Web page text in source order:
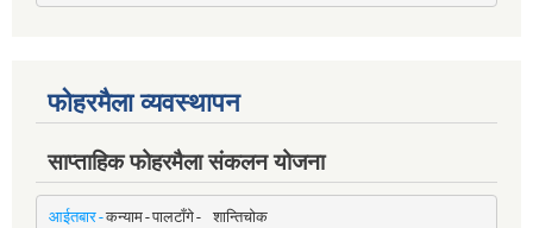
फोहरमैला व्यवस्थापन
साप्ताहिक फोहरमैला संकलन योजना
आईतबार-कन्याम-पालटाँगे- शान्तिचोक